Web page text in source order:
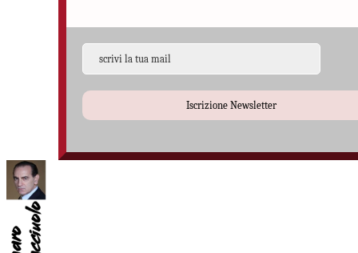
Iscrizione Newsletter